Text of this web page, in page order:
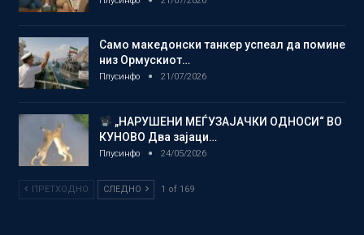
Само македонски танкер успеал да помине
низ Ормускиот…
Плусинфо 21/07/2026
„НАРУШЕНИ МЕЃУЗАЈАЧКИ ОДНОСИ“ ВО
КУНОВО Два зајаци…
Плусинфо 24/05/2026
ПРЕТХОДНО СЛЕДНО 1 of 169